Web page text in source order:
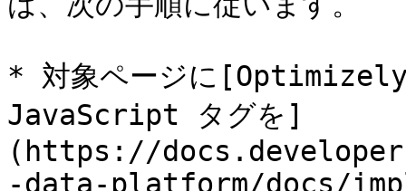
* 対象ページに
JavaScript タグを]
(https://
-data-platform/docs/